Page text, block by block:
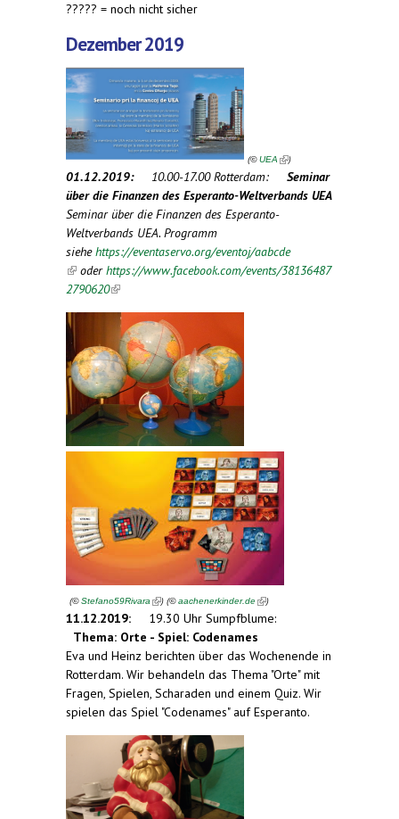
????? = noch nicht sicher
Dezember 2019
(©UEA )
01.12.2019:10.00-17.00 Rotterdam: Seminar
über die Finanzen des Esperanto-Weltverbands UEA
Seminar über die Finanzen des Esperanto-
Weltverbands UEA. Programm
siehehttps://eventaservo.org/eventoj/aabcde
(link is external)
oderhttps://www.facebook.com/events/38136487
2790620(link is external)
(©Stefano59Rivara(link is external)
) (©aachenerkinder.de(link is external)
)
11.12.2019: 19.30 Uhr Sumpfblume:
Thema: Orte - Spiel: Codenames
Eva und Heinz berichten über das Wochenende in
Rotterdam. Wir behandeln das Thema "Orte" mit
Fragen, Spielen, Scharaden und einem Quiz. Wir
spielen das Spiel "Codenames" auf Esperanto.